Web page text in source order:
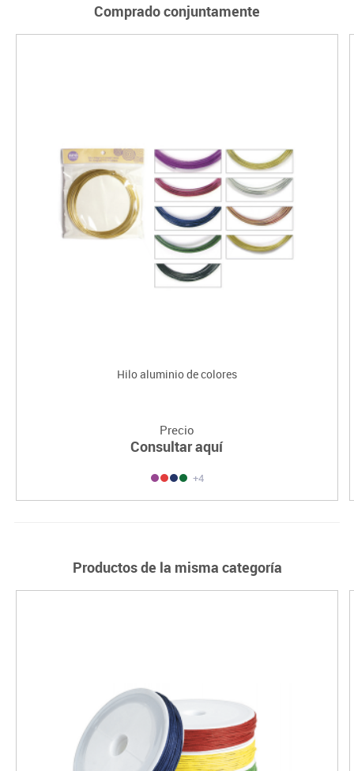
Comprado conjuntamente
Hilo aluminio de colores
Precio
Consultar aquí
+4
Productos de la misma categoría